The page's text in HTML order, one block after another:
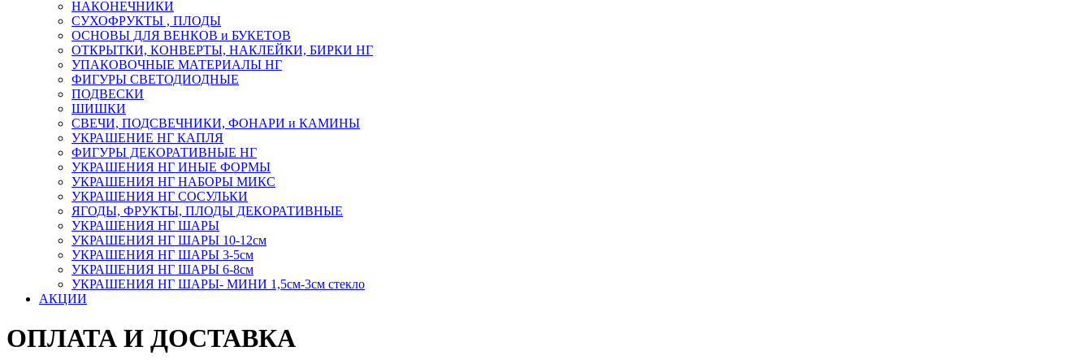
НАКОНЕЧНИКИ
СУХОФРУКТЫ , ПЛОДЫ
ОСНОВЫ ДЛЯ ВЕНКОВ и БУКЕТОВ
ОТКРЫТКИ, КОНВЕРТЫ, НАКЛЕЙКИ, БИРКИ НГ
УПАКОВОЧНЫЕ МАТЕРИАЛЫ НГ
ФИГУРЫ СВЕТОДИОДНЫЕ
ПОДВЕСКИ
ШИШКИ
СВЕЧИ, ПОДСВЕЧНИКИ, ФОНАРИ и КАМИНЫ
УКРАШЕНИЕ НГ КАПЛЯ
ФИГУРЫ ДЕКОРАТИВНЫЕ НГ
УКРАШЕНИЯ НГ ИНЫЕ ФОРМЫ
УКРАШЕНИЯ НГ НАБОРЫ МИКС
УКРАШЕНИЯ НГ СОСУЛЬКИ
ЯГОДЫ, ФРУКТЫ, ПЛОДЫ ДЕКОРАТИВНЫЕ
УКРАШЕНИЯ НГ ШАРЫ
УКРАШЕНИЯ НГ ШАРЫ 10-12см
УКРАШЕНИЯ НГ ШАРЫ 3-5см
УКРАШЕНИЯ НГ ШАРЫ 6-8см
УКРАШЕНИЯ НГ ШАРЫ- МИНИ 1,5см-3см стекло
АКЦИИ
ОПЛАТА И ДОСТАВКА